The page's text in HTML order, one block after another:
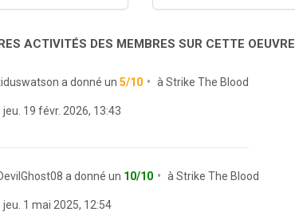
ACTIVITÉS DES MEMBRES SUR CETTE OEUVRE
a donné un 5/10 à Strike The Blood
jeu. 19 févr. 2026, 13:43
a donné un 10/10 à Strike The Blood
jeu. 1 mai 2025, 12:54